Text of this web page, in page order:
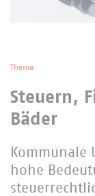
Thema
Steuern,
Bäder
Kommunale
hohe